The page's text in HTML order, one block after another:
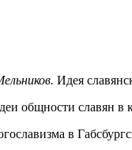
Идея
общности славян в
в